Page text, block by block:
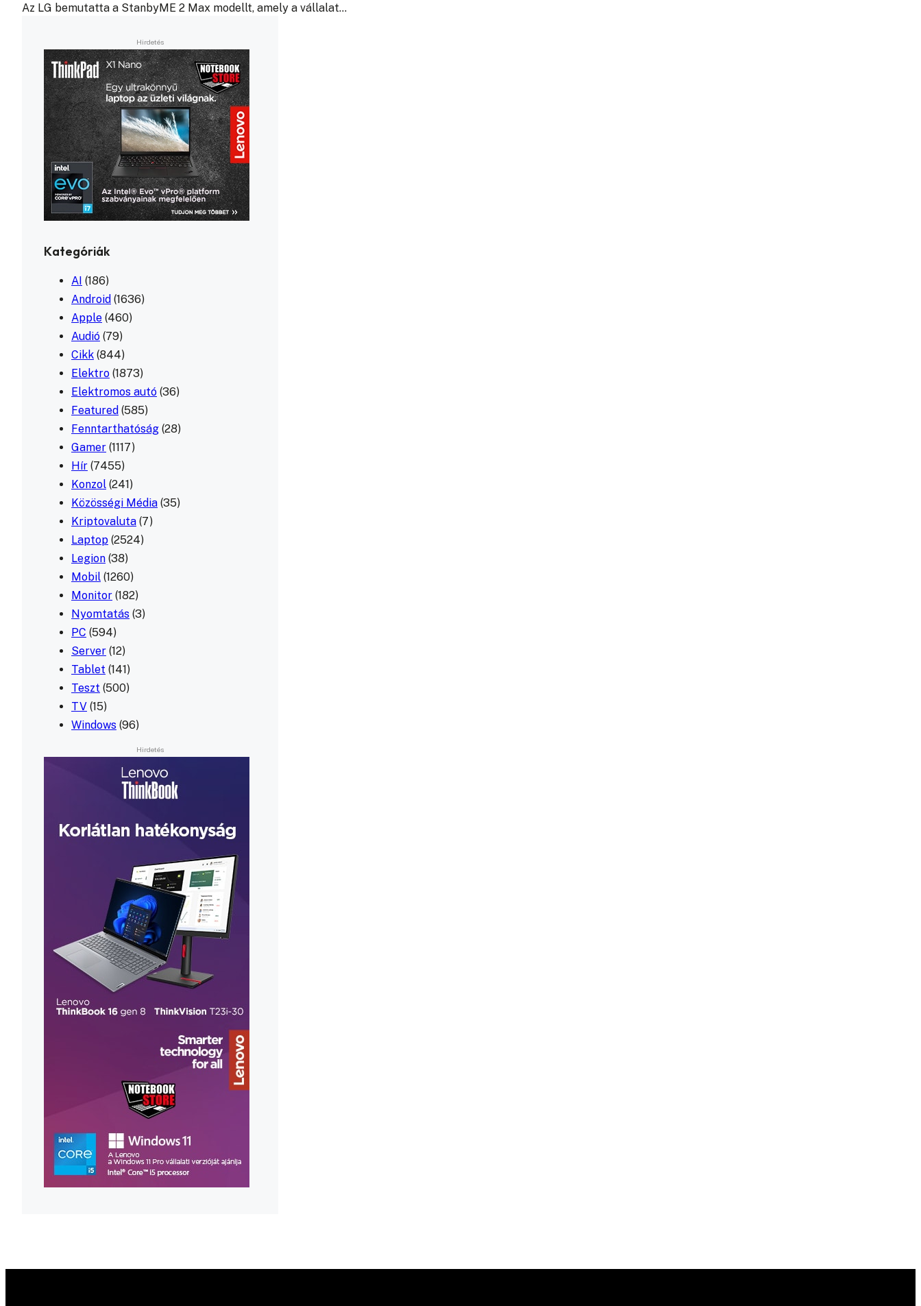
Az LG bemutatta a StanbyME 2 Max modellt, amely a vállalat…
Kategóriák
AI (186)
Android (1636)
Apple (460)
Audió (79)
Cikk (844)
Elektro (1873)
Elektromos autó (36)
Featured (585)
Fenntarthatóság (28)
Gamer (1117)
Hír (7455)
Konzol (241)
Közösségi Média (35)
Kriptovaluta (7)
Laptop (2524)
Legion (38)
Mobil (1260)
Monitor (182)
Nyomtatás (3)
PC (594)
Server (12)
Tablet (141)
Teszt (500)
TV (15)
Windows (96)